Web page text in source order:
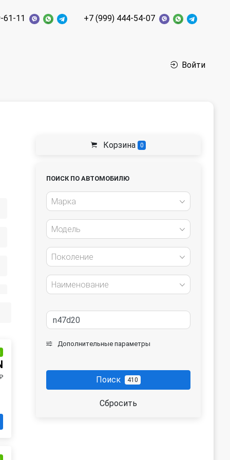
61-11 +7 (999) 444-54-07
Войти
Корзина 0
ПОИСК ПО АВТОМОБИЛЮ
Марка
Модель
Поколение
Наименование
Дополнительные параметры
Поиск 410
Сбросить